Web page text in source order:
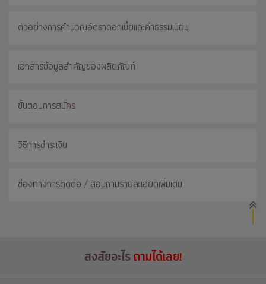
ตัวอย่างการคำนวณอัตราดอกเบี้ยและค่าธรรมเนียม
เอกสารข้อมูลสำคัญของผลิตภัณฑ์
ขั้นตอนการสมัคร
วิธีการชำระเงิน
ช่องทางการติดต่อ / สอบถามรายละเอียดเพิ่มเติม
สงสัยอะไรถามได้เลย!